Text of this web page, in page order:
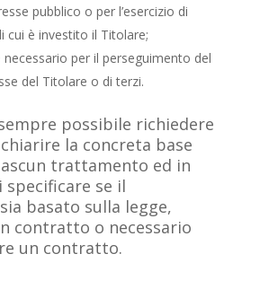
pubblico o per l’esercizio di
cui è investito il Titolare;
per il perseguimento del
del Titolare o di terzi.
possibile richiedere
la concreta base
trattamento ed in
se il
basato sulla legge,
contratto o necessario
un contratto.